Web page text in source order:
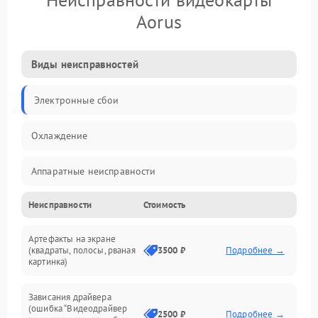
Aorus
Виды неисправностей
Электронные сбои
Охлаждение
Аппаратные неисправности
Перегрев и термопроблемы
Видео
Интерфейсные и коммуникационные проблемы
Неисправности Стоимость
Артефакты на экране
(квадраты, полосы, рваная
картинка)
3500 ₽ Подробнее →
Зависания драйвера
(ошибка “Видеодрайвер
2500 ₽ Подробнее →